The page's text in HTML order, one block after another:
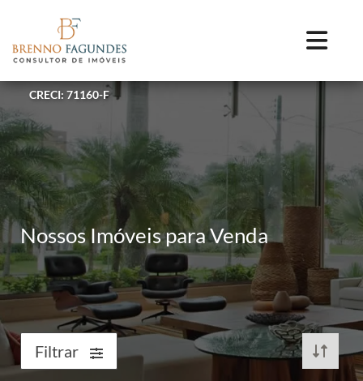
CRECI: 71160-F
Nossos Imóveis para Venda
Filtrar